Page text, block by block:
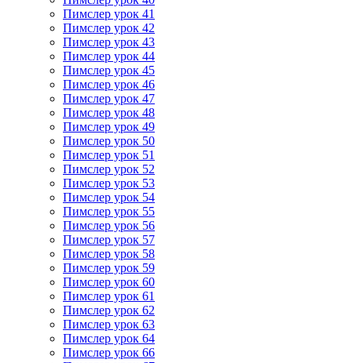
Пимслер урок 41
Пимслер урок 42
Пимслер урок 43
Пимслер урок 44
Пимслер урок 45
Пимслер урок 46
Пимслер урок 47
Пимслер урок 48
Пимслер урок 49
Пимслер урок 50
Пимслер урок 51
Пимслер урок 52
Пимслер урок 53
Пимслер урок 54
Пимслер урок 55
Пимслер урок 56
Пимслер урок 57
Пимслер урок 58
Пимслер урок 59
Пимслер урок 60
Пимслер урок 61
Пимслер урок 62
Пимслер урок 63
Пимслер урок 64
Пимслер урок 66